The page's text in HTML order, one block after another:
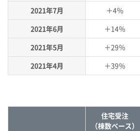
2021年7月
＋4％
2021年6月
＋14％
2021年5月
＋29％
2021年4月
＋39％
住宅受注
（棟数ベース）